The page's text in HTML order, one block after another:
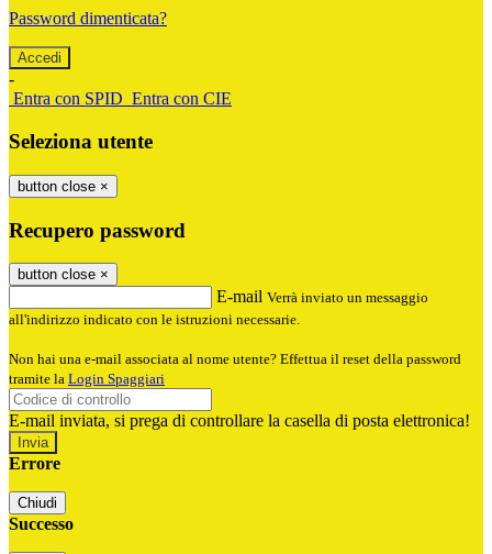
Password dimenticata?
-
Entra con SPID Entra con CIE
Seleziona utente
button close ×
Recupero password
button close ×
E-mail Verrà inviato un messaggio
all'indirizzo indicato con le istruzioni necessarie.
Non hai una e-mail associata al nome utente? Effettua il reset della password
tramite la Login Spaggiari
E-mail inviata, si prega di controllare la casella di posta elettronica!
Errore
Chiudi
Successo